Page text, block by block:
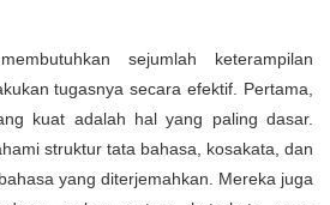
sejumlah keterampilan
tugasnya secara efektif. Pertama,
kuat adalah hal yang paling dasar.
struktur tata bahasa, kosakata, dan
yang diterjemahkan. Mereka juga